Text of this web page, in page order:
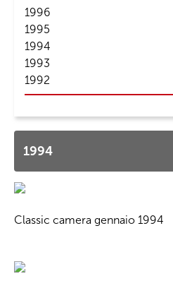
1996
1995
1994
1993
1992
1994
Classic camera gennaio 1994